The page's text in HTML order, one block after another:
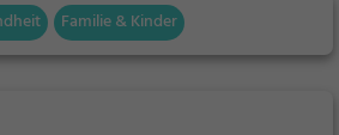
Familie & Kinder